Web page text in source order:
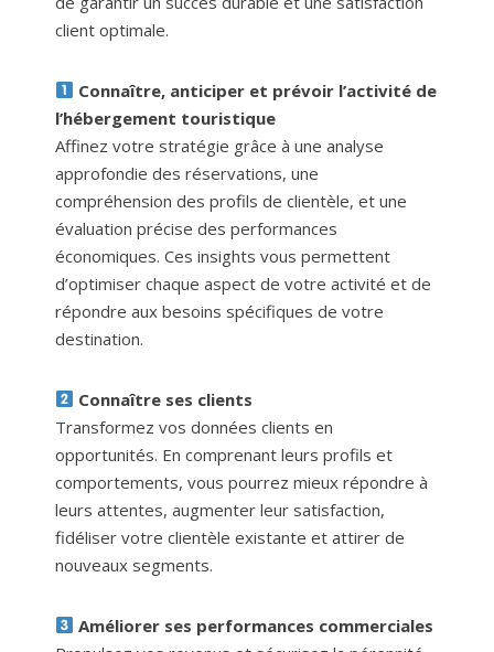
client optimale.
Connaître, anticiper et prévoir l’activité de
l’hébergement touristique
Affinez votre stratégie grâce à une analyse
approfondie des réservations, une
compréhension des profils de clientèle, et une
évaluation précise des performances
économiques. Ces insights vous permettent
d’optimiser chaque aspect de votre activité et de
répondre aux besoins spécifiques de votre
destination.
Connaître ses clients
Transformez vos données clients en
opportunités. En comprenant leurs profils et
comportements, vous pourrez mieux répondre à
leurs attentes, augmenter leur satisfaction,
fidéliser votre clientèle existante et attirer de
nouveaux segments.
Améliorer ses performances commerciales